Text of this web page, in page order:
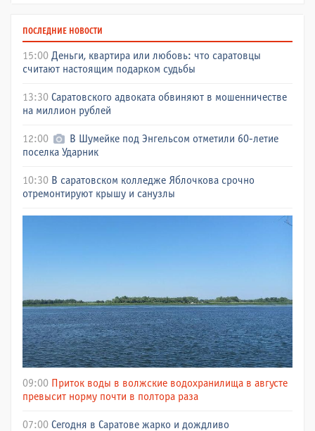
ПОСЛЕДНИЕ НОВОСТИ
15:00 Деньги, квартира или любовь: что саратовцы
считают настоящим подарком судьбы
13:30 Саратовского адвоката обвиняют в мошенничестве
на миллион рублей
12:00
В Шумейке под Энгельсом отметили 60-летие
поселка Ударник
10:30 В саратовском колледже Яблочкова срочно
отремонтируют крышу и санузлы
09:00 Приток воды в волжские водохранилища в августе
превысит норму почти в полтора раза
07:00 Сегодня в Саратове жарко и дождливо